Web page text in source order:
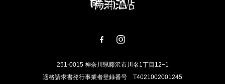
251-0015 神奈川県藤沢市川名1丁目12−1
適格請求書発行事業者登録番号 T4021002001245